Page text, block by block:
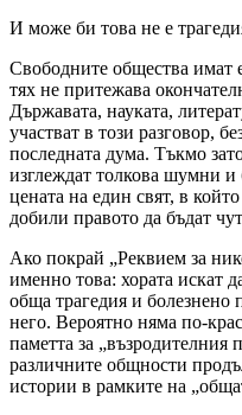
И може би това не е
Свободните общества имат
тях не притежава
Държавата, науката,
участват в този разговор,
последната дума. Тъкмо
изглеждат толкова шумни
цената на един свят, в
добили правото да бъдат
Ако покрай „Реквием за
именно това: хората искат
обща трагедия и болезнено
него. Вероятно няма по-
паметта за
различните общности
истории в рамките на